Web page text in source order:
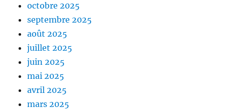
octobre 2025
septembre 2025
août 2025
juillet 2025
juin 2025
mai 2025
avril 2025
mars 2025